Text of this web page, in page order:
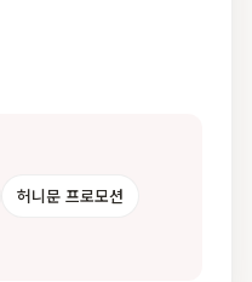
허니문 프로모션